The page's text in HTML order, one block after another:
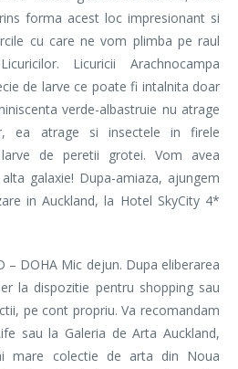
forma acest loc impresionant si
cu care ne vom plimba pe raul
Licuricii Arachnocampa
de larve ce poate fi intalnita doar
verde-albastruie nu atrage
ea atrage si insectele in firele
de peretii grotei. Vom avea
galaxie! Dupa-amiaza, ajungem
in Auckland, la Hotel SkyCity 4*
– DOHA Mic dejun. Dupa eliberarea
la dispozitie pentru shopping sau
pe cont propriu. Va recomandam
sau la Galeria de Arta Auckland,
mare colectie de arta din Noua